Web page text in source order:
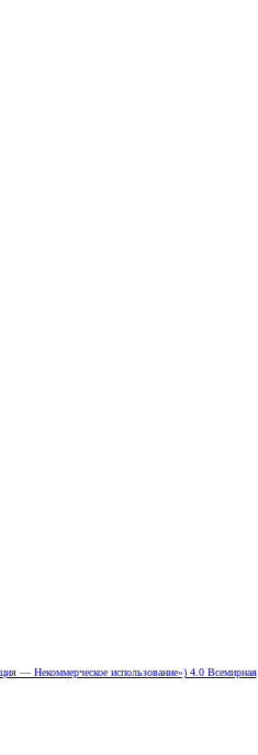
— Некоммерческое использование») 4.0 Всемирная.